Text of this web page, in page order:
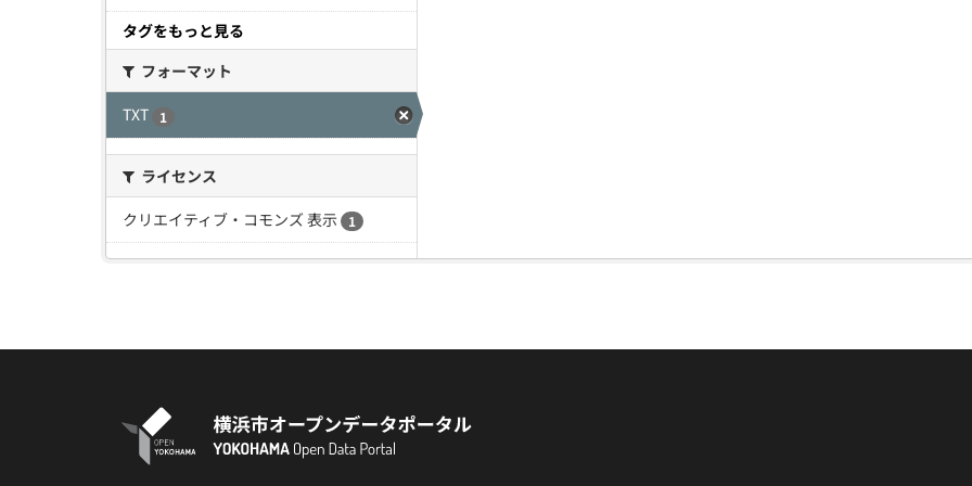
タグをもっと見る
フォーマット
TXT
1
ライセンス
クリエイティブ・コモンズ 表示
1